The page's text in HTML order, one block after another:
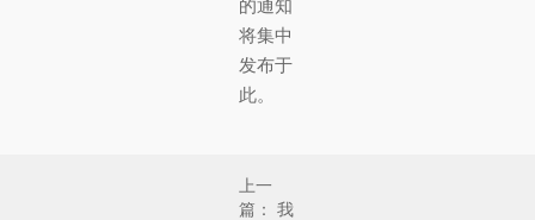
的通知
将集中
发布于
此。
上一
篇： 我